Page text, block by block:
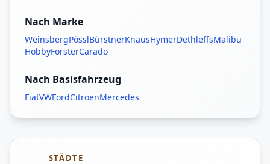
Nach Marke
WeinsbergPösslBürstnerKnausHymerDethleffsMalibu
HobbyForsterCarado
Nach Basisfahrzeug
FiatVWFordCitroënMercedes
STÄDTE